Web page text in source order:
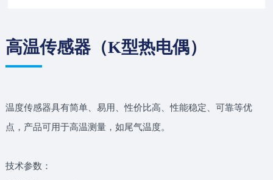
高温传感器（K型热电偶）
温度传感器具有简单、易用、性价比高、性能稳定、可靠等优
点，产品可用于高温测量，如尾气温度。
技术参数：